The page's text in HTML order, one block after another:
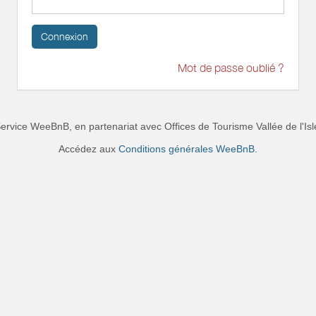
Connexion
Mot de passe oublié ?
WeeBnB, en partenariat avec Offices de Tourisme Vallée de
Accédez aux Conditions générales WeeBnB.